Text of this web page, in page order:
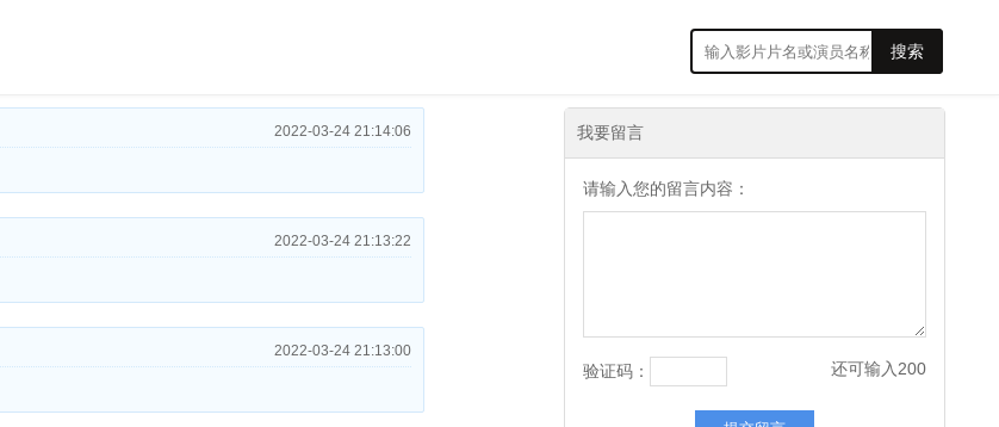
搜索
2022-03-24 21:14:06
2022-03-24 21:13:22
2022-03-24 21:13:00
我要留言
请输入您的留言内容：
验证码： 还可输入 200